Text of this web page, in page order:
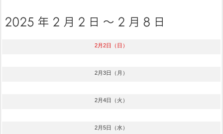
2月2日（日）
2月3日（月）
2月4日（火）
2月5日（水）